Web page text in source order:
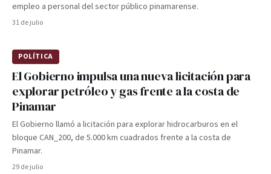
empleo a personal del sector público pinamarense.
31 de julio
POLÍTICA
El Gobierno impulsa una nueva licitación para
explorar petróleo y gas frente a la costa de
Pinamar
El Gobierno llamó a licitación para explorar hidrocarburos en el
bloque CAN_200, de 5.000 km cuadrados frente a la costa de
Pinamar.
29 de julio